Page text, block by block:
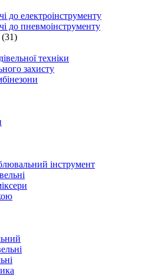
до електроінструменту
до пневмоінструменту
(31)
техніки
захисту
інструмент